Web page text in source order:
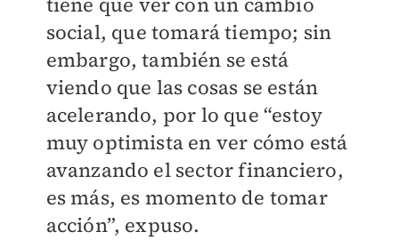
social, que tomará tiempo; sin
embargo, también se está
viendo que las cosas se están
acelerando, por lo que “estoy
muy optimista en ver cómo está
avanzando el sector financiero,
es más, es momento de tomar
acción”, expuso.